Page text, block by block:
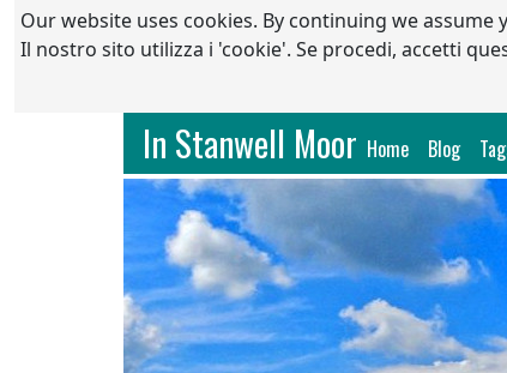
Our website uses cookies. By continuing we assume
Il nostro sito utilizza i 'cookie'. Se procedi, accetti
In Stanwell Moor Home(current)
Blog